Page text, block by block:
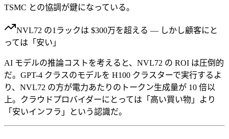
TSMC との協調が鍵になっている。
NVL72 の1ラックは $300万を超える — しかし顧客にと
っては「安い」
AI モデルの推論コストを考えると、NVL72 の ROI は圧倒的
だ。GPT-4 クラスのモデルを H100 クラスターで実行するよ
り、NVL72 の方が電力あたりのトークン生成量が 10 倍以
上。クラウドプロバイダーにとっては「高い買い物」より
「安いインフラ」という認識だ。